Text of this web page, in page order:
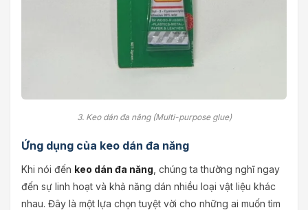
3. Keo dán đa năng (Multi-purpose glue)
Ứng dụng của keo dán đa năng
Khi nói đến keo dán đa năng , chúng ta thường nghĩ ngay
đến sự linh hoạt và khả năng dán nhiều loại vật liệu khác
nhau. Đây là một lựa chọn tuyệt vời cho những ai muốn tìm